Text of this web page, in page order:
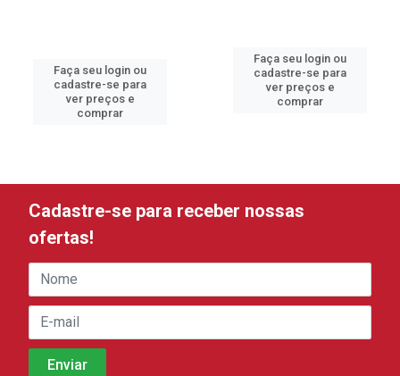
Faça seu login ou
cadastre-se para
ver preços e
comprar
Faça seu login ou
cadastre-se para
ver preços e
comprar
Cadastre-se para receber nossas
ofertas!